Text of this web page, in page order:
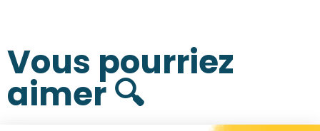
Vous pourriez
aimer 🔍